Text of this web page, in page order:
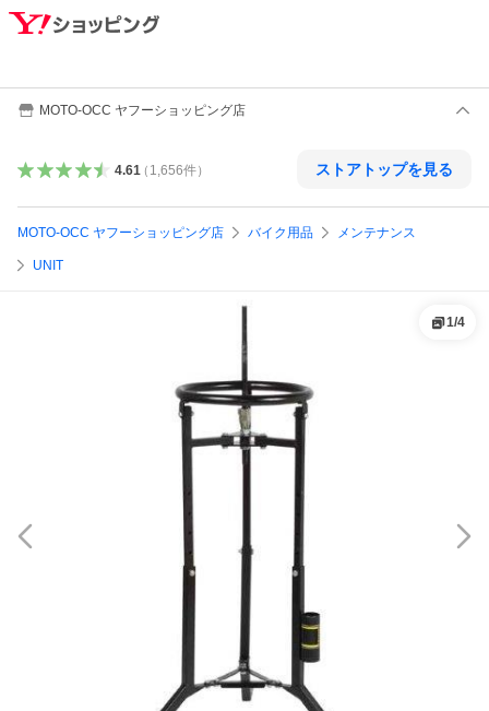
MOTO-OCC ヤフーショッピング店
4.61（ 1,656件） ストアトップを見る
MOTO-OCC ヤフーショッピング店 バイク用品 メンテナンス
UNIT
1/4